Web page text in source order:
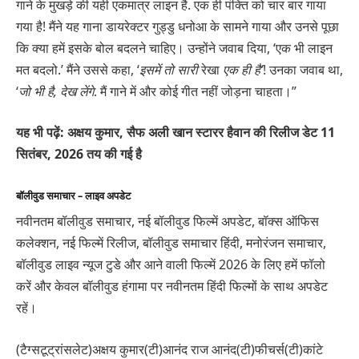
गाने के मुखड़े की यही एकमात्र लाइन है. एक ही पंक्ति को चार बार गाया
गया है! मैंने यह गाना डायरेक्टर गुड्डु धनोआ के सामने गाया और उनसे पूछा
कि क्या हमें इसके बोल बदलने चाहिए। उन्होंने जवाब दिया, ‘एक भी लाइन
मत बदलो.’ मैंने उससे कहा, ‘इसमें तो सारीरेखा एक ही है’! उनका जवाब था,
‘जो भी है, देख लेंगे. मैं गाने में और कोई गीत नहीं जोड़ना चाहता।”
यह भी पढ़ें: अक्षय कुमार, सैफ अली खान स्टारर हैवान की रिलीज डेट 11
सितंबर, 2026 तय की गई है
बॉलीवुड समाचार – लाइव अपडेट
नवीनतम बॉलीवुड समाचार, नई बॉलीवुड फिल्में अपडेट, बॉक्स ऑफिस
कलेक्शन, नई फिल्में रिलीज, बॉलीवुड समाचार हिंदी, मनोरंजन समाचार,
बॉलीवुड लाइव न्यूज टुडे और आने वाली फिल्में 2026 के लिए हमें फॉलो
करें और केवल बॉलीवुड हंगामा पर नवीनतम हिंदी फिल्मों के साथ अपडेट
रहें।
(टैग्सटूट्रांसलेट)अक्षय कुमार(टी)आनंद राज आनंद(टी)फीचर्स(टी)कांटे